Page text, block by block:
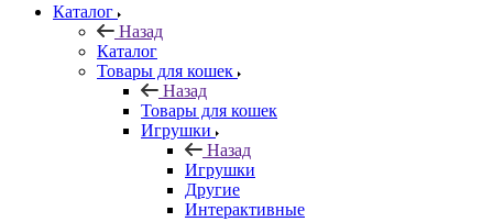
Каталог
Назад
Каталог
Товары для кошек
Назад
Товары для кошек
Игрушки
Назад
Игрушки
Другие
Интерактивные